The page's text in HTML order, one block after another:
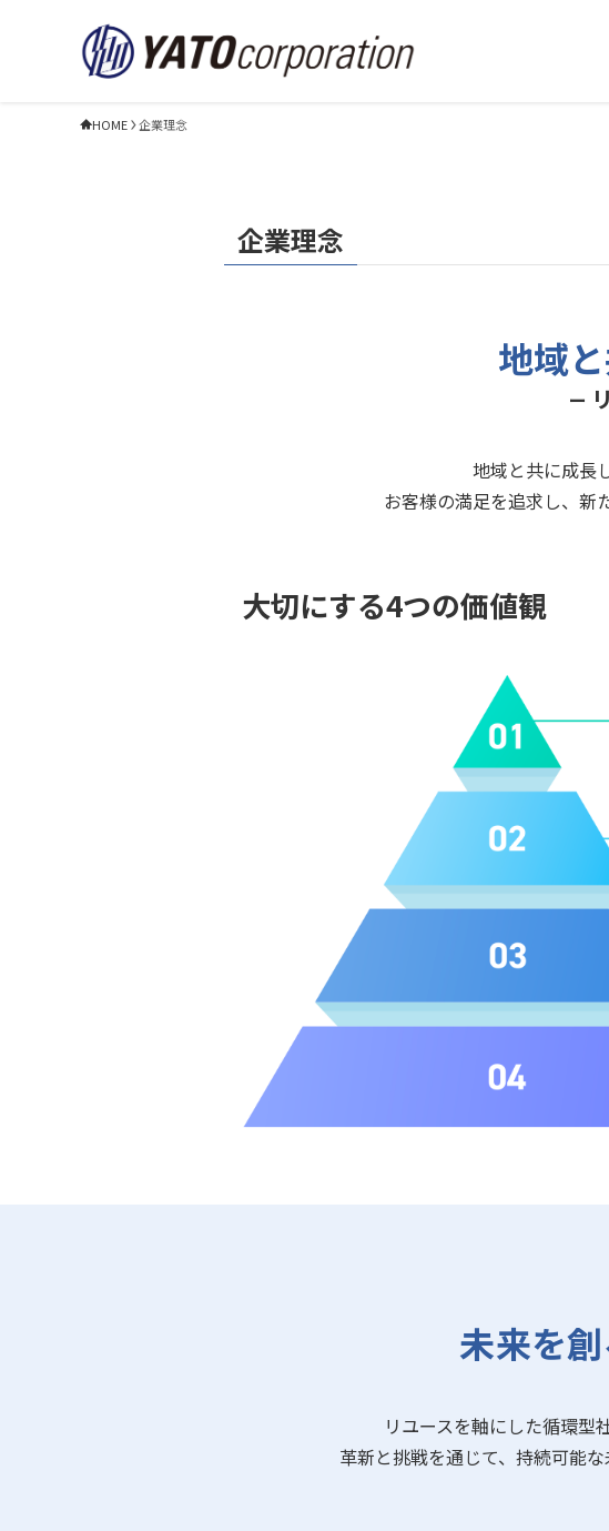
HOME 企業理念
企業理念
地域と
ー
地域と共に成長
お客様の満足を追求し、新
大切にする4つの価値観
未来を創
リユースを軸にした循環型
革新と挑戦を通じて、持続可能